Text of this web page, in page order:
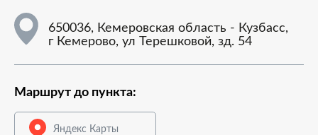
650036, Кемеровская область - Кузбасс,
г Кемерово, ул Терешковой, зд. 54
Маршрут до пункта:
Яндекс Карты